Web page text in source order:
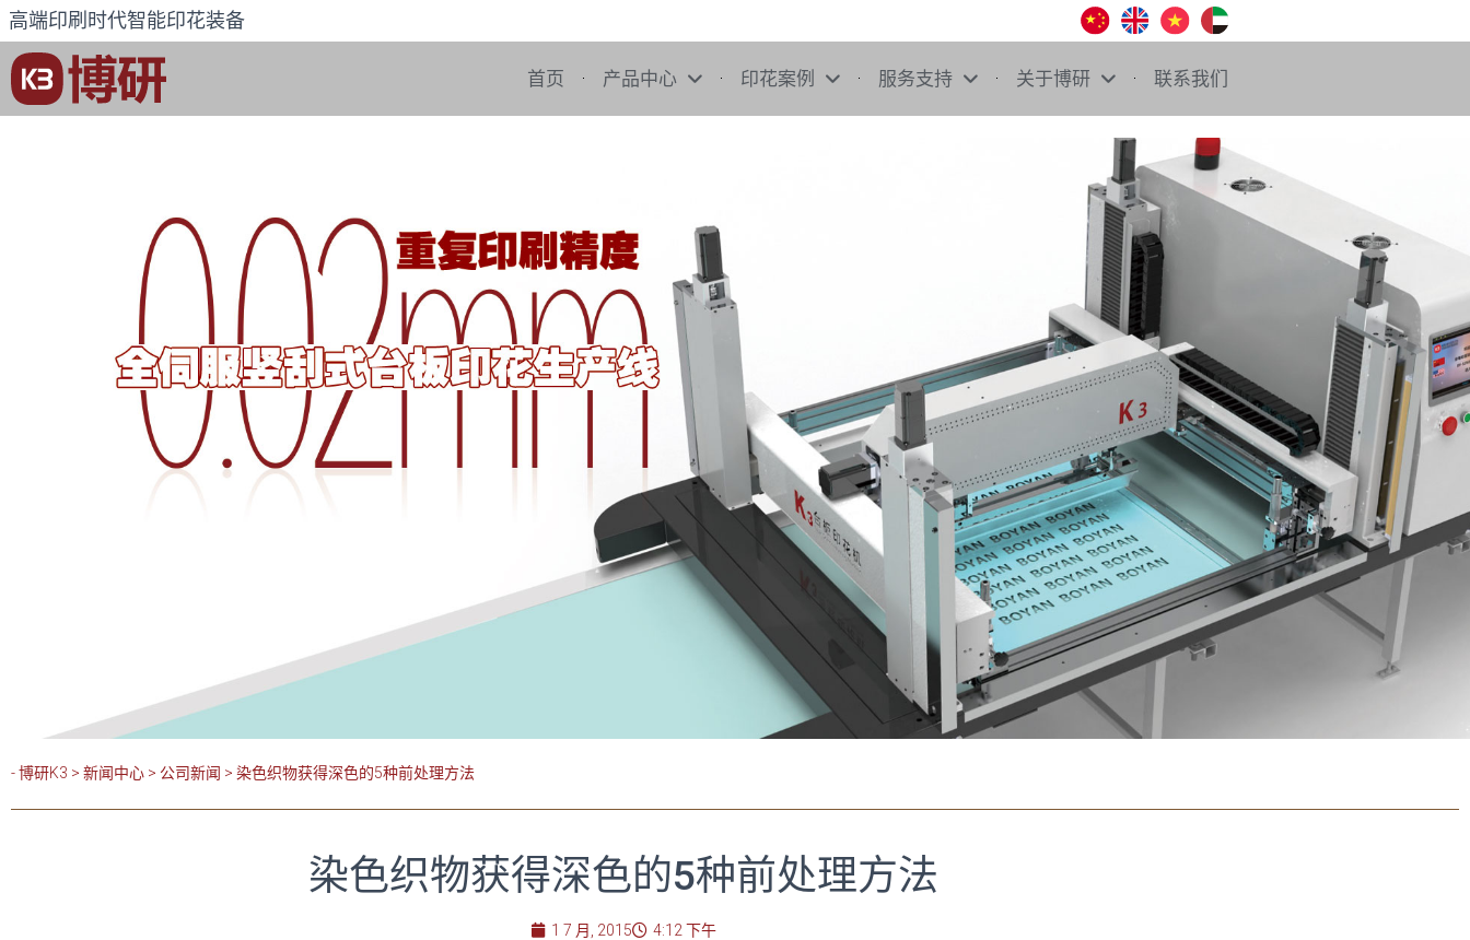
高端印刷时代智能印花装备
首页 产品中心 印花案例 服务支持 关于博研 联系我们
- 博研K3 > 新闻中心 > 公司新闻 > 染色织物获得深色的5种前处理方法
染色织物获得深色的5种前处理方法
1 7 月, 2015 4:12 下午